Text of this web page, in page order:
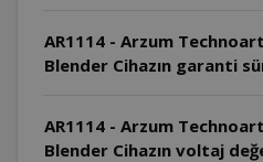
AR1114 - Arzum
Blender Cihazın garanti
AR1114 - Arzum
Blender Cihazın voltaj